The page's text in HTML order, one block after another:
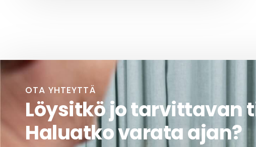
OTA YHTEYTTÄ
Löysitkö jo tarvittavan
Haluatko varata ajan?